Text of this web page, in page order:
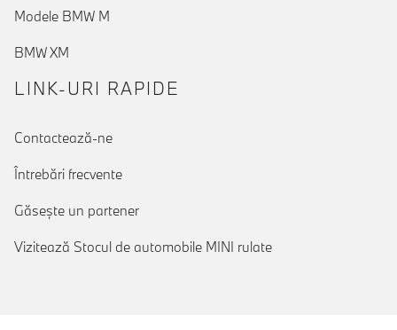
Modele BMW M
BMW XM
LINK-URI RAPIDE
Contactează-ne
Întrebări frecvente
Găseşte un partener
Vizitează Stocul de automobile MINI rulate